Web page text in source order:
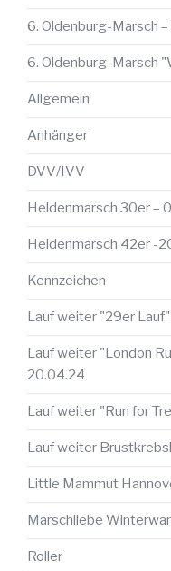
6. Oldenburg-Marsch
6. Oldenburg-Marsch
Allgemein
Anhänger
DVV/IVV
Heldenmarsch 30er –
Heldenmarsch 42er -
Kennzeichen
Lauf weiter "29er
Lauf weiter "London
20.04.24
Lauf weiter "Run for
Lauf weiter
Little Mammut
Marschliebe
Roller